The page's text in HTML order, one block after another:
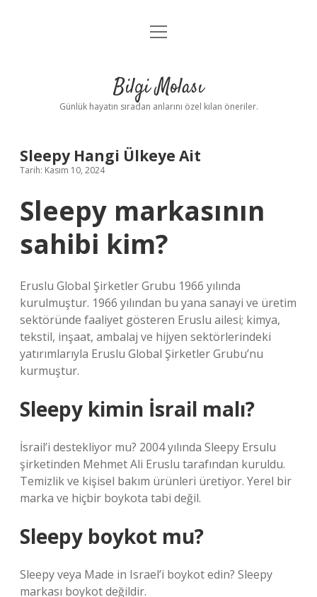
Anasayfa
Yasal Uyarı
menüyü
Bilgi Molası
Günlük hayatın sıradan anlarını özel kılan öneriler.
Sleepy Hangi Ülkeye Ait
Tarih: Kasım 10, 2024
Sleepy markasının
sahibi kim?
Eruslu Global Şirketler Grubu 1966 yılında
kurulmuştur. 1966 yılından bu yana sanayi ve üretim
sektöründe faaliyet gösteren Eruslu ailesi; kimya,
tekstil, inşaat, ambalaj ve hijyen sektörlerindeki
yatırımlarıyla Eruslu Global Şirketler Grubu’nu
kurmuştur.
Sleepy kimin İsrail malı?
İsrail’i destekliyor mu? 2004 yılında Sleepy Ersulu
şirketinden Mehmet Ali Eruslu tarafından kuruldu.
Temizlik ve kişisel bakım ürünleri üretiyor. Yerel bir
marka ve hiçbir boykota tabi değil.
Sleepy boykot mu?
Sleepy veya Made in Israel’i boykot edin? Sleepy
markası boykot değildir.